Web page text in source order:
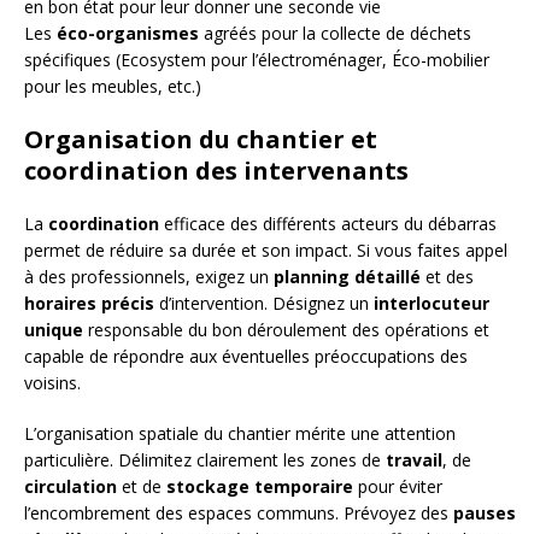
en bon état pour leur donner une seconde vie
Les éco-organismes agréés pour la collecte de déchets
spécifiques (Ecosystem pour l’électroménager, Éco-mobilier
pour les meubles, etc.)
Organisation du chantier et
coordination des intervenants
La coordination efficace des différents acteurs du débarras
permet de réduire sa durée et son impact. Si vous faites appel
à des professionnels, exigez un planning détaillé et des
horaires précis d’intervention. Désignez un interlocuteur
unique responsable du bon déroulement des opérations et
capable de répondre aux éventuelles préoccupations des
voisins.
L’organisation spatiale du chantier mérite une attention
particulière. Délimitez clairement les zones de travail, de
circulation et de stockage temporaire pour éviter
l’encombrement des espaces communs. Prévoyez des pauses